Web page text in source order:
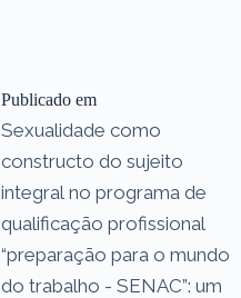
Publicado em
Sexualidade como
constructo do sujeito
integral no programa de
qualificação profissional
“preparação para o mundo
do trabalho - SENAC”: um